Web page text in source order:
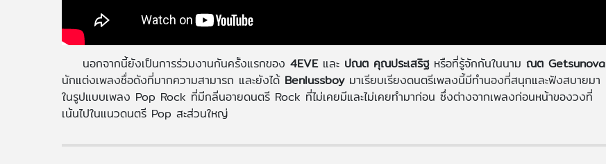
นอกจากนี้ยังเป็นการร่วมงานกันครั้งแรกของ 4EVEและ ปณต คุณประเสริฐหรือที่รู้จักกันในนาม ณต Getsunova
นักแต่งเพลงชื่อดังที่มากความสามารถ และยังได้ Benlussboyมาเรียบเรียงดนตรีเพลงนี้มีทำนองที่สนุกและฟังสบายมา
ในรูปแบบเพลง Pop Rock ที่มีกลิ่นอายดนตรี Rock ที่ไม่เคยมีและไม่เคยทำมาก่อน ซึ่งต่างจากเพลงก่อนหน้าของวงที่
เน้นไปในแนวดนตรี Pop สะส่วนใหญ่